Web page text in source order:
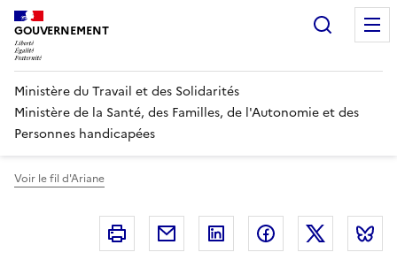
Panneau de gestion des cookies
GOUVERNEMENT
Ministère du Travail et des Solidarités
Ministère de la Santé, des Familles, de l'Autonomie et des
Personnes handicapées
Voir le fil d'Ariane
Imprimer Courriel Linkedin FacebookTwitter